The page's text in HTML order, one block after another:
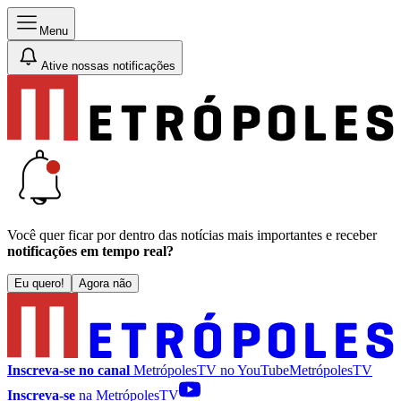
Menu
Ative nossas notificações
Você quer ficar por dentro das notícias mais importantes e receber
notificações em tempo real?
Eu quero! Agora não
Inscreva-se no canal MetrópolesTV noYouTubeMetrópolesTV
Inscreva-se na MetrópolesTV